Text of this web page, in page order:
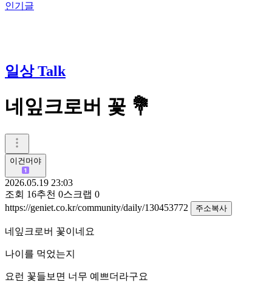
인기글
일상 Talk
네잎크로버 꽃 💐
이건머야
2026.05.19 23:03
조회 16추천 0스크랩 0
https://geniet.co.kr/community/daily/130453772
주소복사
네잎크로버 꽃이네요
나이를 먹었는지
요런 꽃들보면 너무 예쁘더라구요